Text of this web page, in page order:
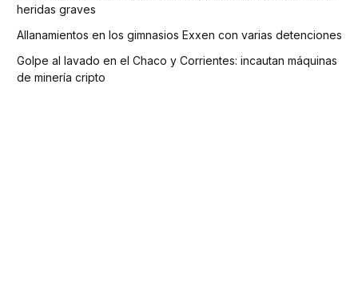
heridas graves
Allanamientos en los gimnasios Exxen con varias detenciones
Golpe al lavado en el Chaco y Corrientes: incautan máquinas
de minería cripto